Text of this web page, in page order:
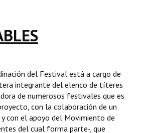
del Festival está a cargo de
integrante del elenco de títeres
de numerosos festivales que es
con la colaboración de un
con el apoyo del Movimiento de
del cual forma parte-, que